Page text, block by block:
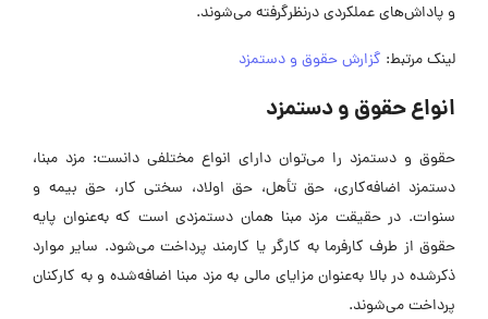
و پاداش‌های عملکردی درنظرگرفته می‌شوند.
لینک مرتبط: گزارش حقوق و دستمزد
انواع حقوق و دستمزد
حقوق و دستمزد را می‌توان دارای انواع مختلفی دانست: مزد مبنا،
دستمزد اضافه‌کاری، حق تأهل، حق اولاد، سختی کار، حق بیمه و
سنوات. در حقیقت مزد مبنا همان دستمزدی است که به‌عنوان پایه
حقوق از طرف کارفرما به کارگر یا کارمند پرداخت می‌شود. سایر موارد
ذکرشده در بالا به‌عنوان مزایای مالی به مزد مبنا اضافه‌شده و به کارکنان
پرداخت می‌شوند.